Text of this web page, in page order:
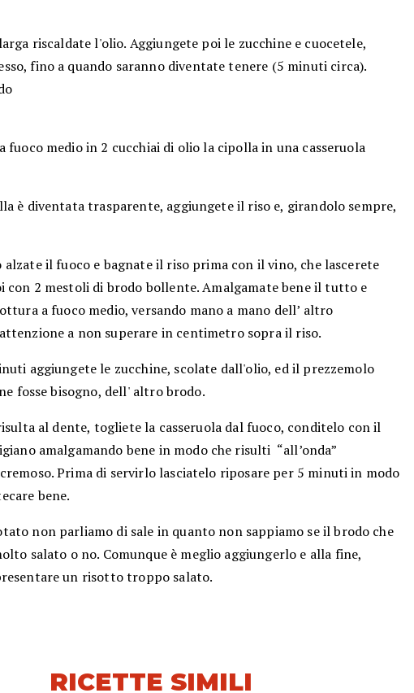
riscaldate l'olio. Aggiungete poi le zucchine e cuocetele,
fino a quando saranno diventate tenere (5 minuti circa).
fuoco medio in 2 cucchiai di olio la cipolla in una casseruola
è diventata trasparente, aggiungete il riso e, girandolo sempre,
il fuoco e bagnate il riso prima con il vino, che lascerete
con 2 mestoli di brodo bollente. Amalgamate bene il tutto e
a fuoco medio, versando mano a mano dell’ altro
a non superare in centimetro sopra il riso.
aggiungete le zucchine, scolate dall'olio, ed il prezzemolo
fosse bisogno, dell' altro brodo.
al dente, togliete la casseruola dal fuoco, conditelo con il
amalgamando bene in modo che risulti “all’onda”
Prima di servirlo lasciatelo riposare per 5 minuti in modo
bene.
non parliamo di sale in quanto non sappiamo se il brodo che
salato o no. Comunque è meglio aggiungerlo e alla fine,
un risotto troppo salato.
RICETTE SIMILI